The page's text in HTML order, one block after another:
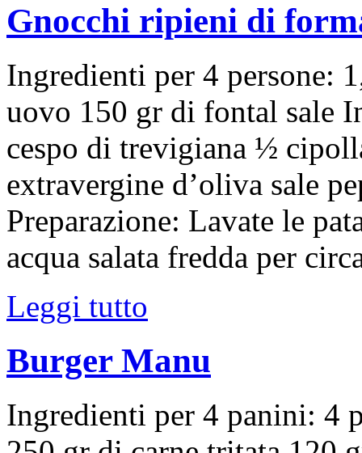
Gnocchi ripieni di
Ingredienti per 4 persone:
uovo 150 gr di fontal sale
cespo di trevigiana ½
extravergine d’oliva sale
Preparazione: Lavate le
acqua salata fredda per
Leggi tutto
Burger Manu
Ingredienti per 4 panini: 4